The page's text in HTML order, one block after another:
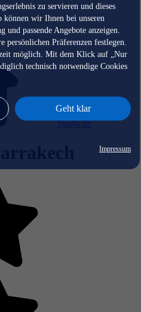
zu servieren und dieses
wir Ihnen bei unseren
und passende Angebote anzeigen.
persönlichen Präferenzen festlegen.
möglich. Mit dem Klick auf „Nur
technisch notwendige Cookies
Geht klar
Impressum
Startseite